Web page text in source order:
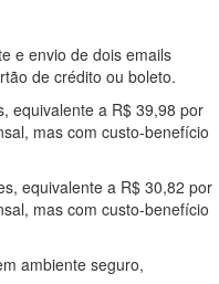
e envio de dois emails
de crédito ou boleto.
equivalente a R$ 39,98 por
mas com custo-benefício
equivalente a R$ 30,82 por
mas com custo-benefício
ambiente seguro,